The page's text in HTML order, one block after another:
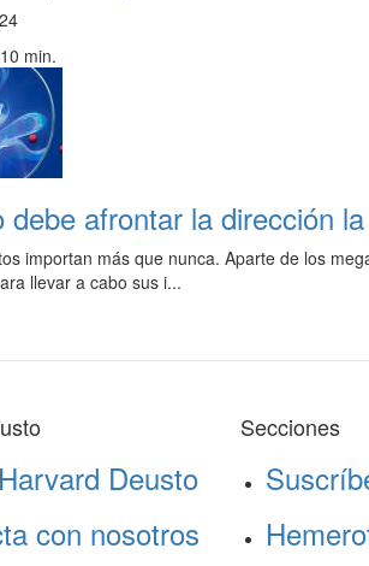
min.
debe afrontar la dirección
importan más que nunca. Aparte de los
llevar a cabo sus i...
Deusto
con nosotros
Secciones